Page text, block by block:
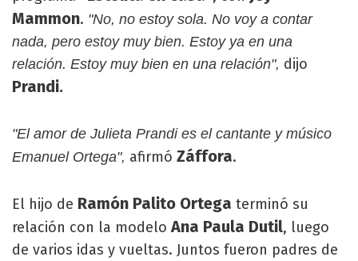
Mammon. "No, no estoy sola. No voy a contar
nada, pero estoy muy bien. Estoy ya en una
relación. Estoy muy bien en una relación", dijo
Prandi.
"El amor de Julieta Prandi es el cantante y músico
Emanuel Ortega", afirmó Záffora.
El hijo de Ramón Palito Ortega terminó su
relación con la modelo Ana Paula Dutil, luego
de varios idas y vueltas. Juntos fueron padres de